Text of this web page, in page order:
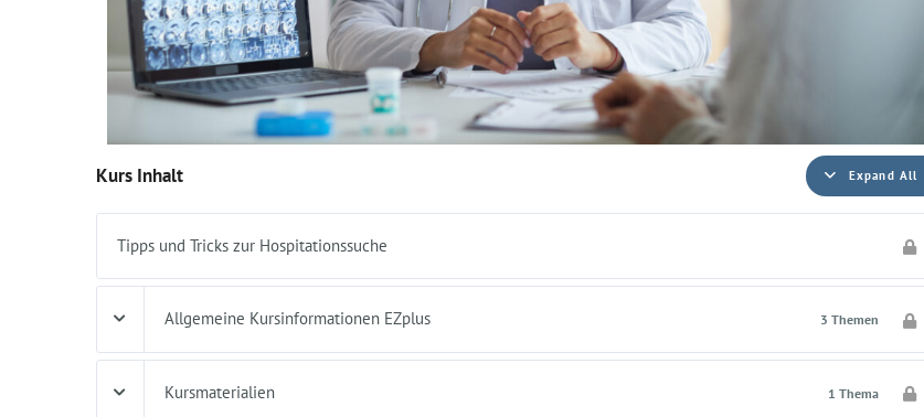
Kurs Inhalt Expand All
Tipps und Tricks zur Hospitationssuche
Allgemeine Kursinformationen EZplus 3 Themen
Kursmaterialien 1 Thema